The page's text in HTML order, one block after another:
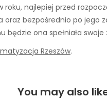
roku, najlepiej przed
oraz bezpośrednio po jego
będzie ona spełniała swoje
Rzeszów.
You may also